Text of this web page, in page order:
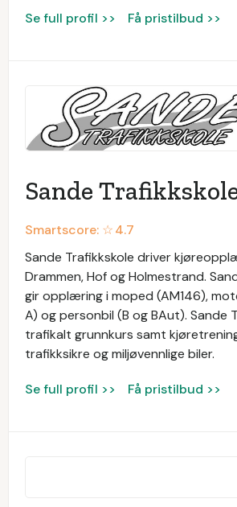
Se full profil >> Få pristilbud >>
Sande
Smartscore: ☆4.7
Sande Trafikkskole driver
Drammen, Hof og Holmestrand.
gir opplæring i moped (AM146),
A) og personbil (B og BAut). Sande
trafikalt grunnkurs samt
trafikksikre og miljøvennlige biler.
Se full profil >> Få pristilbud >>